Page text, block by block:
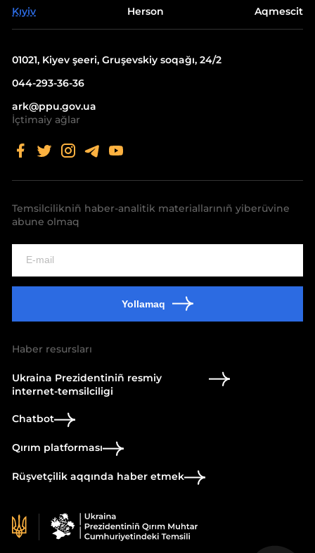
Kıyiv Herson Aqmescit
01021, Kiyev şeeri, Gruşevskiy soqağı, 24/2
044-293-36-36
ark@ppu.gov.ua
İçtimaiy ağlar
Temsilcilikniñ haber-analitik materiallarınıñ yiberüvine
abune olmaq
Yollamaq
Haber resursları
Ukraina Prezidentiniñ resmiy
internet-temsilciligi
Chatbot
Qırım platforması
Rüşvetçilik aqqında haber etmek